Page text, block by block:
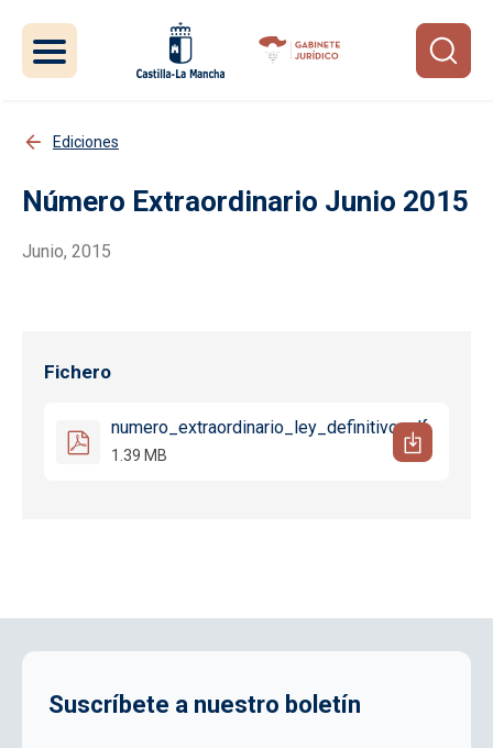
Ediciones
Número Extraordinario Junio 2015
Junio, 2015
Fichero
numero_extraordinario_ley_definitivo.pdf
1.39 MB
Suscríbete a nuestro boletín